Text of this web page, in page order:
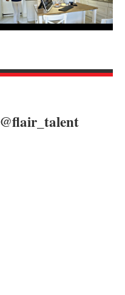
@flair_talent